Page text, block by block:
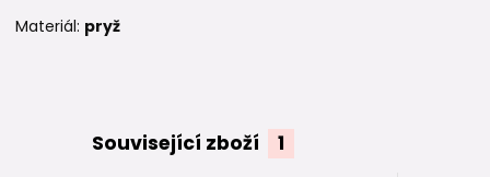
Materiál: pryž
Související zboží 1